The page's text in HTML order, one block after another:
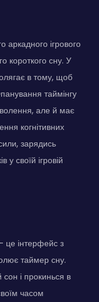
ігрового
короткого сну. У
в тому, щоб
таймінгу
але й має
когнітивних
зарядись
у своїй ігровій
це інтерфейс з
таймер сну.
і прокинься в
часом